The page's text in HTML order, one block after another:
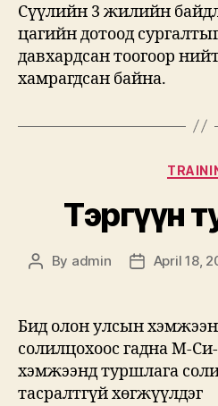
Сүүлийн 3 жилийн
цагийн дотоод
давхардсан тоогоор
хамрагдсан байна.
Тэргүүн
Post
By admin
PostApril 18,
Бид олон улсын
солилцохоос гадна М-
хэмжээнд туршлага
тасралтгүй хөгжүүлдэг